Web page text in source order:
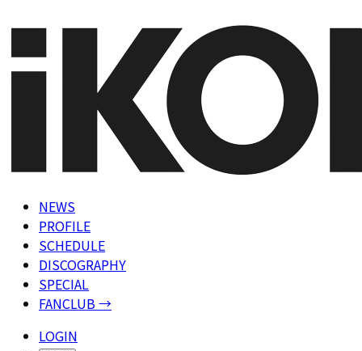
NEWS
PROFILE
SCHEDULE
DISCOGRAPHY
SPECIAL
FANCLUB →
LOGIN